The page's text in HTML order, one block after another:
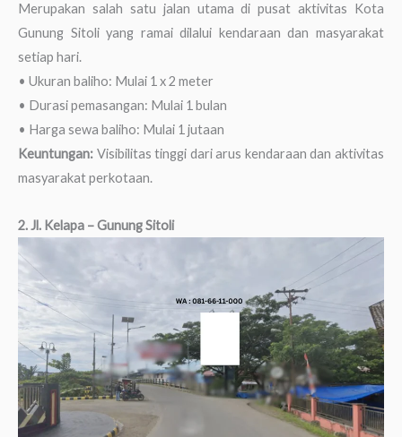
Merupakan salah satu jalan utama di pusat aktivitas Kota
Gunung Sitoli yang ramai dilalui kendaraan dan masyarakat
setiap hari.
• Ukuran baliho: Mulai 1 x 2 meter
• Durasi pemasangan: Mulai 1 bulan
• Harga sewa baliho: Mulai 1 jutaan
Keuntungan: Visibilitas tinggi dari arus kendaraan dan aktivitas
masyarakat perkotaan.
2. Jl. Kelapa – Gunung Sitoli